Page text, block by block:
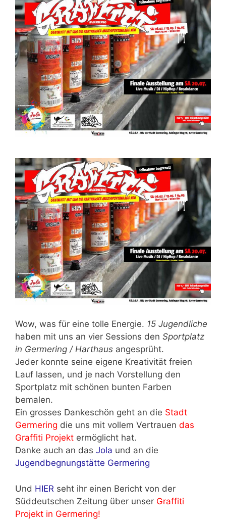
Wow, was für eine tolle Energie. 15 Jugendliche
haben mit uns an vier Sessions den Sportplatz
in Germering / Harthaus angesprüht.
Jeder konnte seine eigene Kreativität freien
Lauf lassen, und je nach Vorstellung den
Sportplatz mit schönen bunten Farben
bemalen.
Ein grosses Dankeschön geht an die Stadt
Germering die uns mit vollem Vertrauen das
Graffiti Projekt ermöglicht hat.
Danke auch an das Jola und an die
Jugendbegnungstätte Germering
Und HIER seht ihr einen Bericht von der
Süddeutschen Zeitung über unser Graffiti
Projekt in Germering!